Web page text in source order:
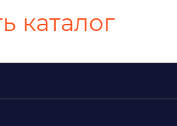
каталог